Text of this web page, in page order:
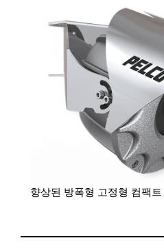
향상된 방폭형 고정형 컴팩